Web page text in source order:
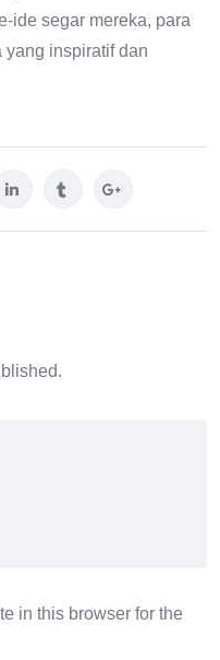
ide segar mereka, para
yang inspiratif dan
in this browser for the